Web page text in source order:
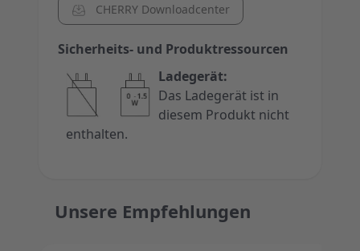
CHERRY Downloadcenter
Sicherheits- und Produktressourcen
Ladegerät:
Das Ladegerät ist in
diesem Produkt nicht
enthalten.
Unsere Empfehlungen